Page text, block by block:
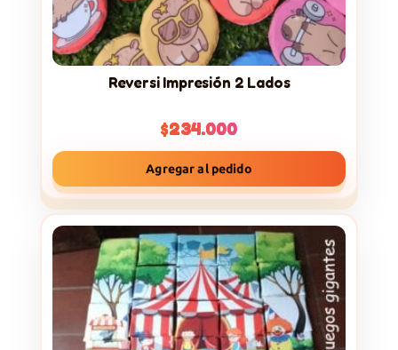
Reversi Impresión 2 Lados
$234.000
Agregar al pedido